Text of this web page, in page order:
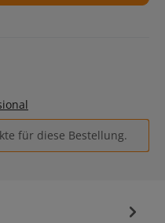
für diese Bestellung.